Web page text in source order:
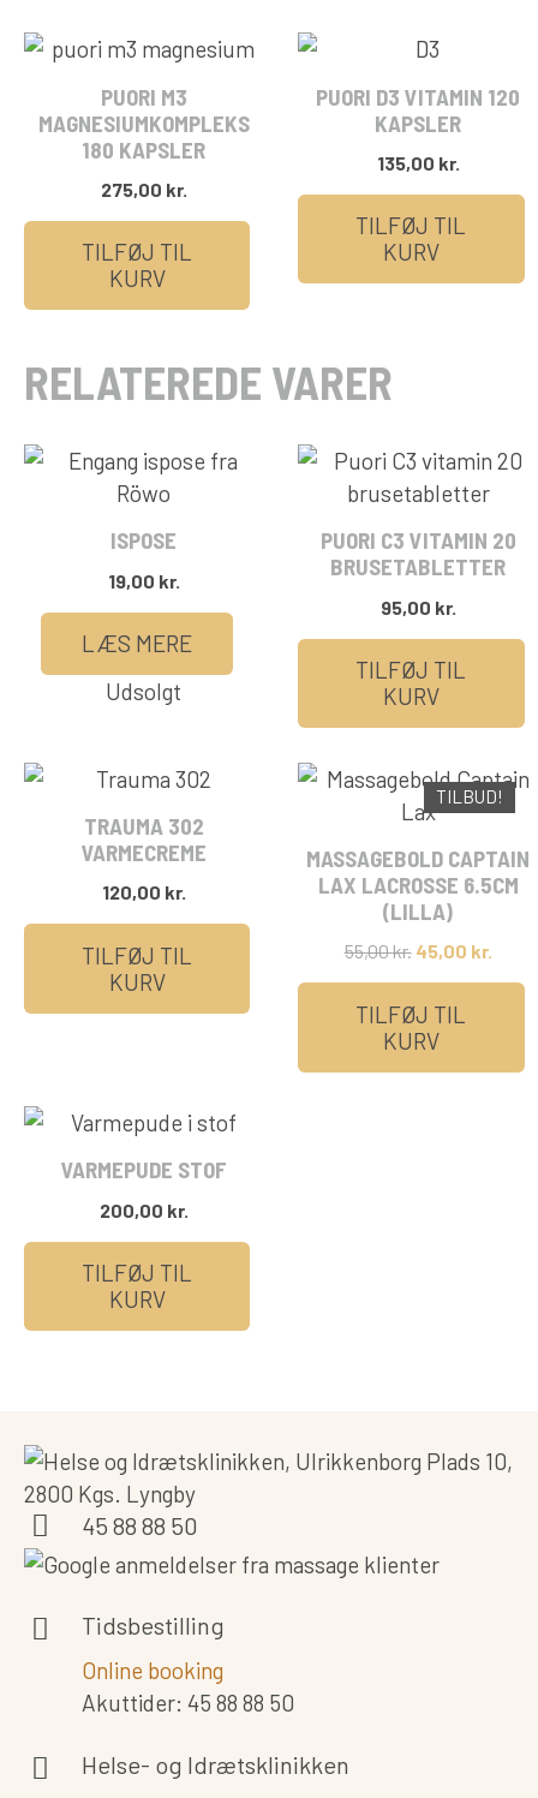
PUORI M3
MAGNESIUMKOMPLEKS
180 KAPSLER
275,00 kr.
TILFØJ TIL
KURV
PUORI D3 VITAMIN 120
KAPSLER
135,00 kr.
TILFØJ TIL
KURV
RELATEREDE VARER
ISPOSE
19,00 kr.
LÆS MERE
Udsolgt
PUORI C3 VITAMIN 20
BRUSETABLETTER
95,00 kr.
TILFØJ TIL
KURV
TRAUMA 302
VARMECREME
120,00 kr.
TILFØJ TIL
KURV
TILBUD!
MASSAGEBOLD CAPTAIN
LAX LACROSSE 6.5CM
(LILLA)
55,00kr. Oprindelig
var:
55,00 kr..
45,00 kr.
TILFØJ TIL
KURV
VARMEPUDE STOF
200,00 kr.
TILFØJ TIL
KURV
45 88 88 50
Tidsbestilling
Online booking
Akuttider: 45 88 88 50
Helse- og Idrætsklinikken